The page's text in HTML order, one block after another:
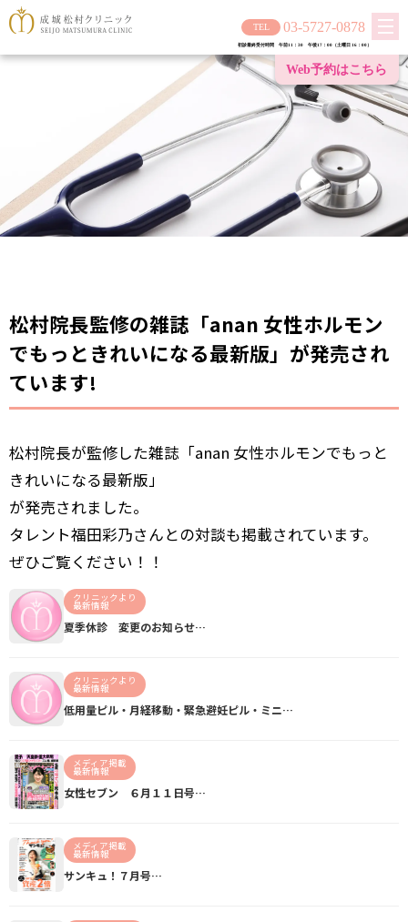
Web予約はこちら
03-5727-0878
初診最終受付時間 午前11：30 午後17：00（土曜日 16：00）
松村院長監修の雑誌「anan 女性ホルモン
でもっときれいになる最新版」が発売され
ています!
松村院長が監修した雑誌「anan 女性ホルモンでもっと
きれいになる最新版」
が発売されました。
タレント福田彩乃さんとの対談も掲載されています。
ぜひご覧ください！！
クリニックより
最新情報
夏季休診 変更のお知らせ…
クリニックより
最新情報
低用量ピル・月経移動・緊急避妊ピル・ミニ…
メディア掲載
最新情報
女性セブン ６月１１日号…
メディア掲載
最新情報
サンキュ！７月号…